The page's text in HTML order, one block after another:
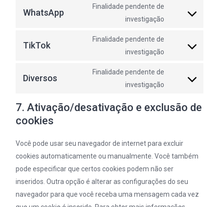
linkedin
WhatsApp
Finalidade pendente de
investigação
Consent
whatsapp
TikTok
Finalidade pendente de
investigação
Consent
tiktok
Diversos
Finalidade pendente de
investigação
Consent
service
diversos
7. Ativação/desativação e exclusão de
cookies
Você pode usar seu navegador de internet para excluir
cookies automaticamente ou manualmente. Você também
pode especificar que certos cookies podem não ser
inseridos. Outra opção é alterar as configurações do seu
navegador para que você receba uma mensagem cada vez